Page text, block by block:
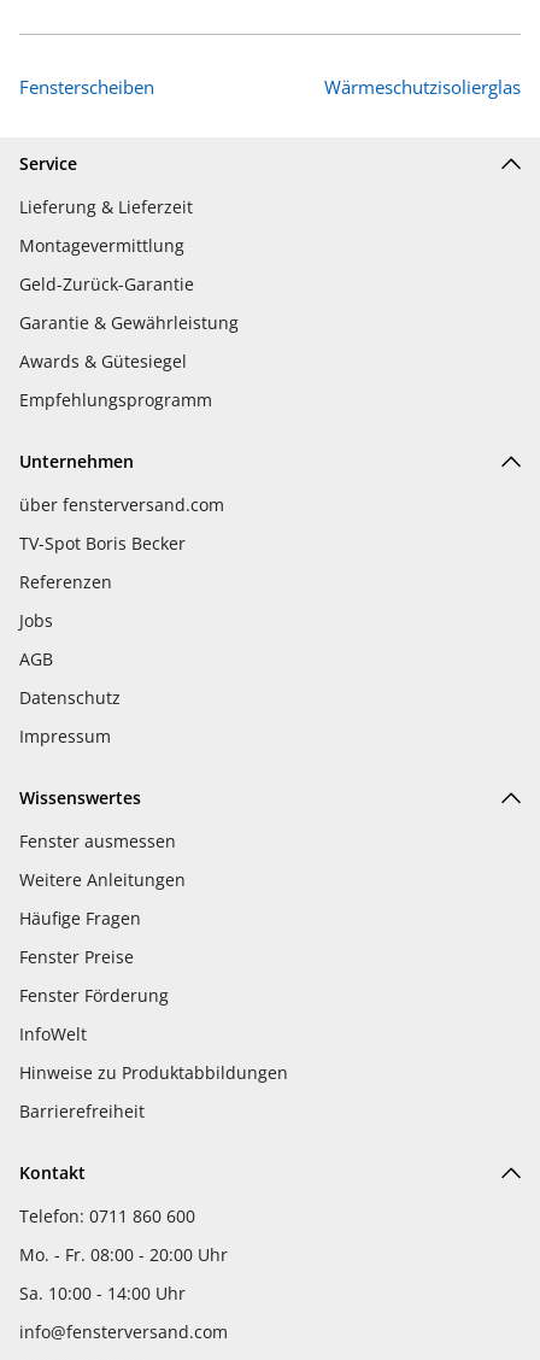
Fensterscheiben Wärmeschutzisolierglas
Service
Lieferung & Lieferzeit
Montagevermittlung
Geld-Zurück-Garantie
Garantie & Gewährleistung
Awards & Gütesiegel
Empfehlungsprogramm
Unternehmen
über fensterversand.com
TV-Spot Boris Becker
Referenzen
Jobs
AGB
Datenschutz
Impressum
Wissenswertes
Fenster ausmessen
Weitere Anleitungen
Häufige Fragen
Fenster Preise
Fenster Förderung
InfoWelt
Hinweise zu Produktabbildungen
Barrierefreiheit
Kontakt
Telefon: 0711 860 600
Mo. - Fr. 08:00 - 20:00 Uhr
Sa. 10:00 - 14:00 Uhr
info@fensterversand.com